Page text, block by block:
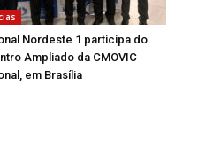
Nordeste 1 participa do
Ampliado da CMOVIC
em Brasília